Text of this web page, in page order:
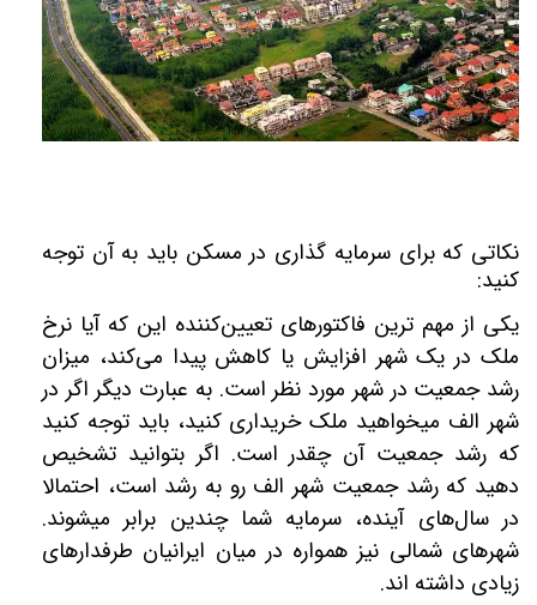
نکاتی که برای سرمایه گذاری در مسکن باید به آن توجه
کنید:
یکی از مهم‏‎ ترین فاکتورهای تعیین‌کننده این که آیا نرخ
ملک در یک شهر افزایش یا کاهش پیدا می‌کند، میزان
رشد جمعیت در شهر مورد نظر است. به عبارت دیگر اگر در
شهر الف می‎خواهید ملک خریداری کنید، باید توجه کنید
که رشد جمعیت آن چقدر است. اگر بتوانید تشخیص
دهید که رشد جمعیت شهر الف رو به رشد است، احتمالا
در سال‌های آینده، سرمایه شما چندین برابر می‎شوند.
شهرهای شمالی نیز همواره در میان ایرانیان طرفدارهای
زیادی داشته‎ اند.